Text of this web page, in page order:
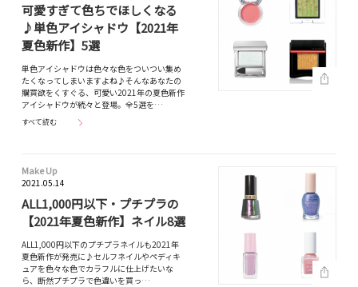
可愛すぎて色ちでほしくなる
♪単色アイシャドウ【2021年
夏色新作】5選
単色アイシャドウは色々な色をついつい集め
たくなってしまいますよね♪そんなあなたの
購買欲をくすぐる、可愛い2021年の夏色新作
アイシャドウが続々と登場。全5選を…
すべて読む
Make Up
2021.05.14
ALL1,000円以下・プチプラの
【2021年夏色新作】ネイル8選
ALL1,000円以下のプチプラネイルも2021年
夏色新作が発売に♪セルフネイルやペディキ
ュアを色々な色でカラフルに仕上げたいな
ら、断然プチプラで色違いを買っ…